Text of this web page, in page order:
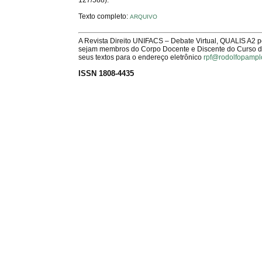
Texto completo:ARQUIVO
A Revista Direito UNIFACS – Debate Virtual, QUALIS
sejam membros do Corpo Docente e Discente do Curso
seus textos para o endereço eletrônico
ISSN 1808-4435